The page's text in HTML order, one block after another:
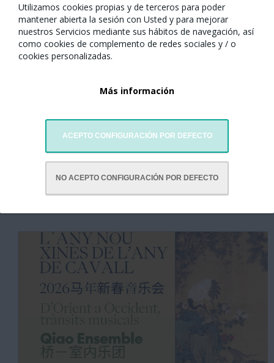
Utilizamos cookies propias y de terceros para poder
mantener abierta la sesión con Usted y para mejorar
nuestros Servicios mediante sus hábitos de navegación, así
como cookies de complemento de redes sociales y / o
cookies personalizadas.
Más información
ACEPTO CONFIGURACIÓN POR DEFECTO
NO ACEPTO CONFIGURACIÓN POR DEFECTO